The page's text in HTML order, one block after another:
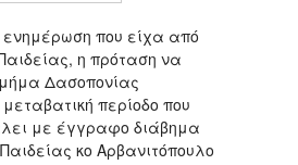
που είχα από
η πρόταση να
Δασοπονίας
περίοδο που
με έγγραφο διάβημα
κο Αρβανιτόπουλο